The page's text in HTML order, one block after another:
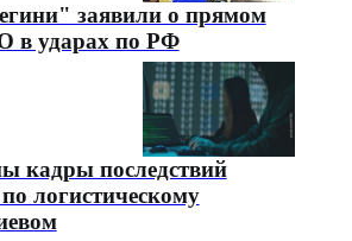
заявили о прямом
в ударах по РФ
кадры последствий
логистическому